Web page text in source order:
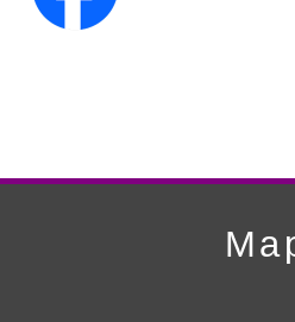
第15回人形供養祭
第12回人形供養祭平成22
平成21